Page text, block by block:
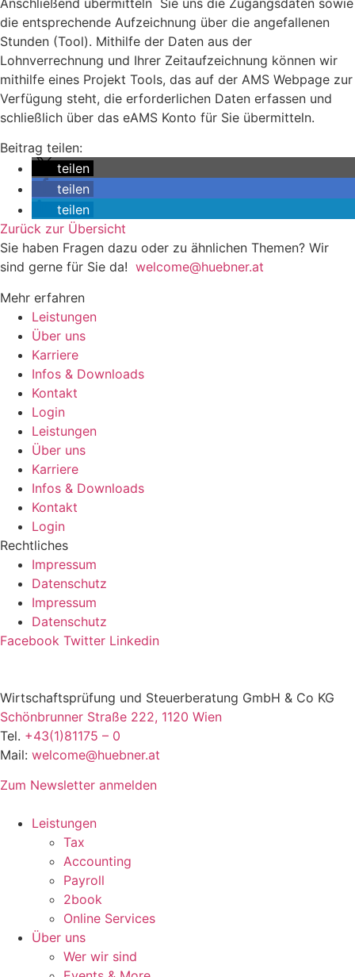
die entsprechende Aufzeichnung über die angefallenen
Stunden (Tool). Mithilfe der Daten aus der
Lohnverrechnung und Ihrer Zeitaufzeichnung können wir
mithilfe eines Projekt Tools, das auf der AMS Webpage zur
Verfügung steht, die erforderlichen Daten erfassen und
schließlich über das eAMS Konto für Sie übermitteln.
Beitrag teilen:
teilen
teilen
teilen
Zurück zur Übersicht
Sie haben Fragen dazu oder zu ähnlichen Themen? Wir
sind gerne für Sie da! welcome@huebner.at
Mehr erfahren
Leistungen
Über uns
Karriere
Infos & Downloads
Kontakt
Login
Leistungen
Über uns
Karriere
Infos & Downloads
Kontakt
Login
Rechtliches
Impressum
Datenschutz
Impressum
Datenschutz
Facebook Twitter Linkedin
Wirtschaftsprüfung und Steuerberatung GmbH & Co KG
Schönbrunner Straße 222, 1120 Wien
Tel. +43(1)81175 – 0
Mail: welcome@huebner.at
Zum Newsletter anmelden
Leistungen
Tax
Accounting
Payroll
2book
Online Services
Über uns
Wer wir sind